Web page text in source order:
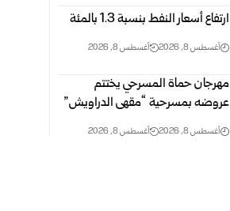
ارتفاع أسعار النفط بنسبة 1.3 بالمئة
أغسطس 8, 2026 أغسطس 8, 2026
مهرجان حماة المسرحي يختتم
عروضه بمسرحية “مقهى الدراويش”
أغسطس 8, 2026 أغسطس 8, 2026